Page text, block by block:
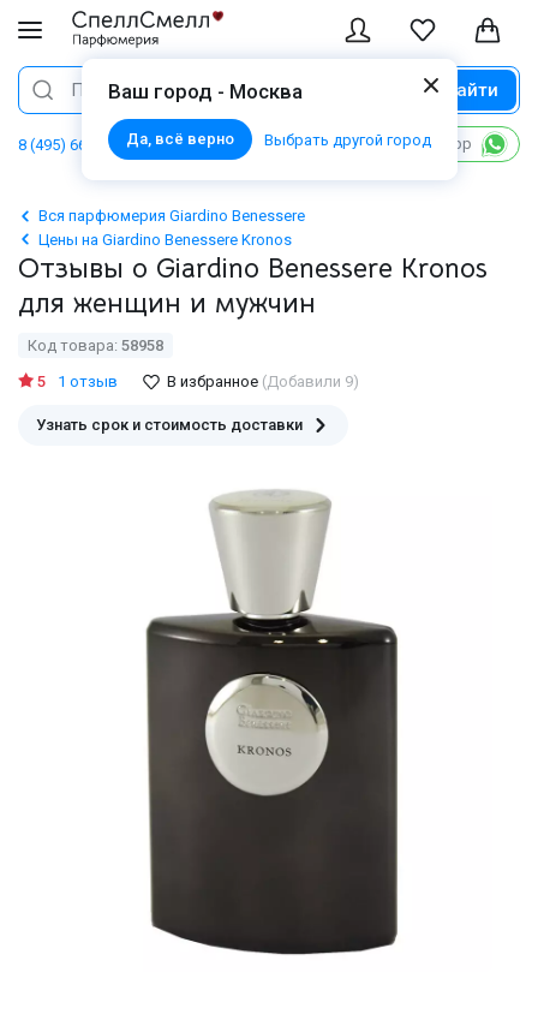
Ваш город - Москва
Да, всё верно Выбрать другой город
Поиск Найти
8 (495) 668 06 02 Написать в WhatsApp
Вся парфюмерия Giardino Benessere
Цены на Giardino Benessere Kronos
Отзывы о Giardino Benessere Kronos
для женщин и мужчин
Код товара: 58958
5
1 отзыв В избранное (Добавили 9)
Узнать срок и стоимость доставки